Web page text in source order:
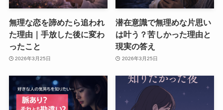
無理な恋を諦めたら追われ
た理由｜手放した後に変わ
ったこと
2026年3月25日
潜在意識で無理めな片思い
は叶う？苦しかった理由と
現実の答え
2026年3月25日